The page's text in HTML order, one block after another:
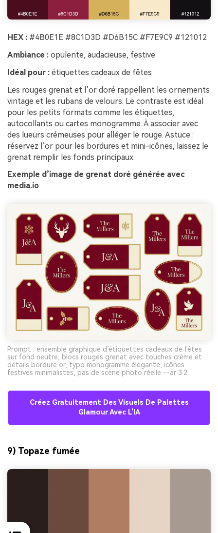
HEX : #4B0E1E #8C1D3D #D6B15C #F7E9C9 #121012
Ambiance : opulente, audacieuse, festive
Idéal pour : étiquettes cadeaux de fêtes
Les rouges grenat et l’or doré rappellent les ornements
vintage et les rubans de velours. Le contraste est idéal
pour les petits formats comme les étiquettes,
autocollants ou cartes monogramme. À associer avec
des lueurs crémeuses pour alléger le rouge. Astuce :
réservez l’or pour les bordures et mini-icônes, laissez le
grenat remplir les fonds principaux.
Exemple d’image de grenat doré générée avec
media.io
Prompt : ensemble graphique d’étiquettes cadeaux de fêtes
sur fond neutre, blocs rouges grenat avec touches crème et
détails bordure or, typo monogramme élégante, icônes
festives minimalistes, pas de scène photo réelle --ar 3:2
Créez Gratuitement Des Visuels De Palettes
Glamour Avec L’IA
9) Topaze fumée